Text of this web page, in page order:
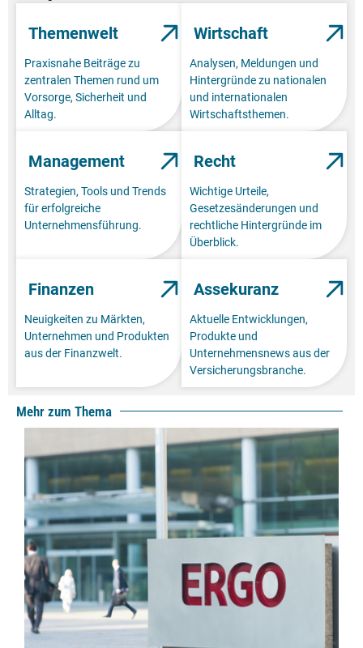
Themenwelt
Praxisnahe Beiträge zu
zentralen Themen rund um
Vorsorge, Sicherheit und
Alltag.
Wirtschaft
Analysen, Meldungen und
Hintergründe zu nationalen
und internationalen
Wirtschaftsthemen.
Management
Strategien, Tools und Trends
für erfolgreiche
Unternehmensführung.
Recht
Wichtige Urteile,
Gesetzesänderungen und
rechtliche Hintergründe im
Überblick.
Finanzen
Neuigkeiten zu Märkten,
Unternehmen und Produkten
aus der Finanzwelt.
Assekuranz
Aktuelle Entwicklungen,
Produkte und
Unternehmensnews aus der
Versicherungsbranche.
Mehr zum Thema